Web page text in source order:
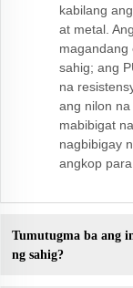
kabilang
at metal.
magandang
sahig; ang
na
ang nilon
mabibigat
nagbibigay
angkop
Tumutugma ba ang
ng sahig?